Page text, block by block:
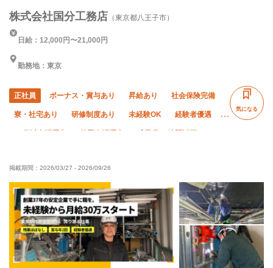
株式会社国分工務店 （東京都八王子市）
日給：12,000円〜21,000円
勤務地：東京
正社員 ボーナス・賞与あり 昇給あり 社会保険完備
寮・社宅あり 研修制度あり 未経験OK 経験者優遇
気になる
掲載期間： 2026/03/27 - 2026/09/26